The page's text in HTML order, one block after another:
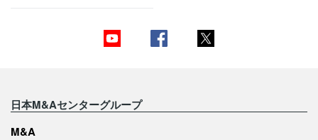
日本M&Aセンターグループ
M&A